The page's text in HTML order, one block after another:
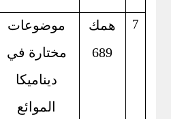
7
همك
689
موضوعات
مختارة في
ديناميكا
الموائع